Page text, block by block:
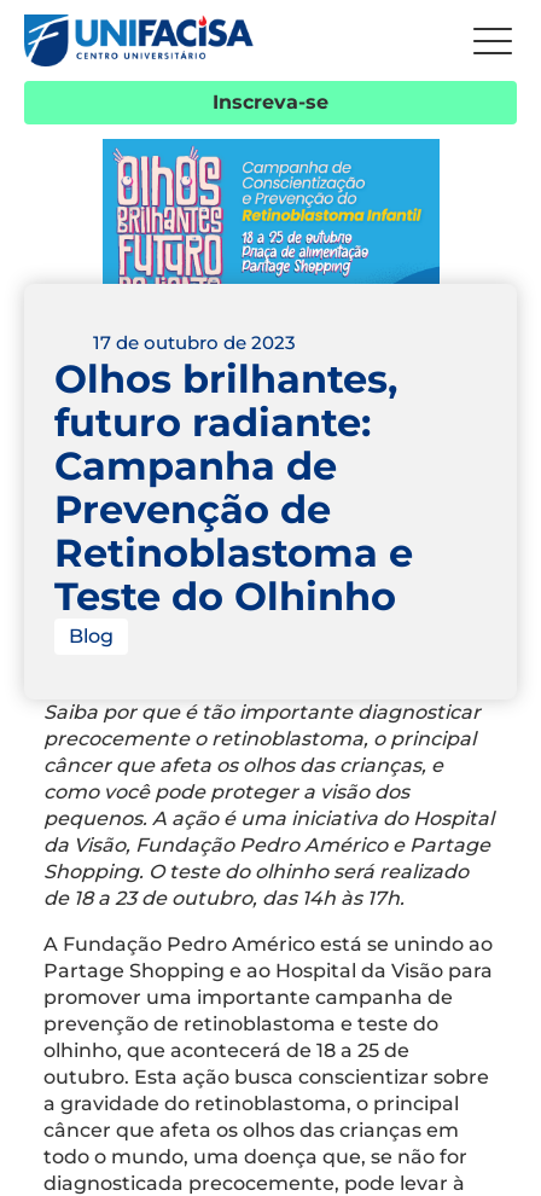
Inscreva-se
17 de outubro de 2023
Olhos brilhantes,
futuro radiante:
Campanha de
Prevenção de
Retinoblastoma e
Teste do Olhinho
Blog
Saiba por que é tão importante diagnosticar
precocemente o retinoblastoma, o principal
câncer que afeta os olhos das crianças, e
como você pode proteger a visão dos
pequenos. A ação é uma iniciativa do Hospital
da Visão, Fundação Pedro Américo e Partage
Shopping. O teste do olhinho será realizado
de 18 a 23 de outubro, das 14h às 17h.
A Fundação Pedro Américo está se unindo ao
Partage Shopping e ao Hospital da Visão para
promover uma importante campanha de
prevenção de retinoblastoma e teste do
olhinho, que acontecerá de 18 a 25 de
outubro. Esta ação busca conscientizar sobre
a gravidade do retinoblastoma, o principal
câncer que afeta os olhos das crianças em
todo o mundo, uma doença que, se não for
diagnosticada precocemente, pode levar à